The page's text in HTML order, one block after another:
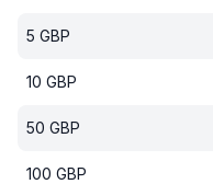
5 GBP
10 GBP
50 GBP
100 GBP